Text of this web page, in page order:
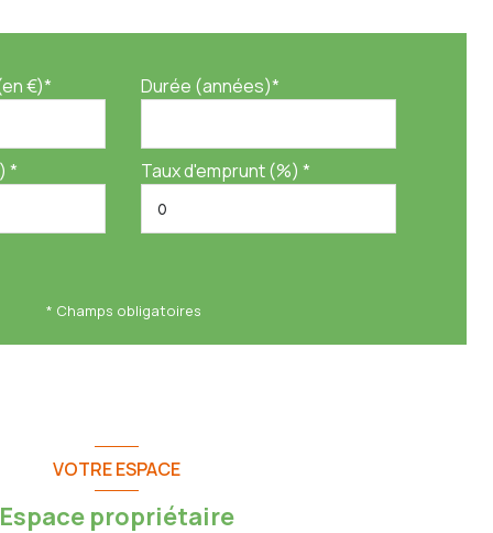
€)* Durée (années)*
* Taux d'emprunt (%) *
* Champs obligatoires
VOTRE ESPACE
Espace propriétaire